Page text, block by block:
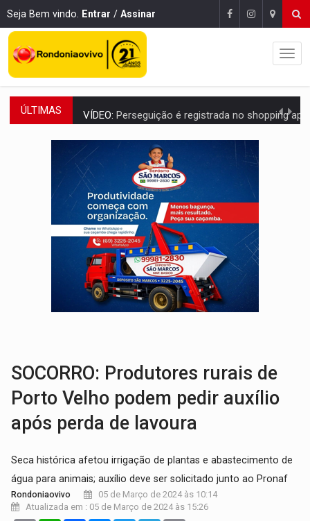
Seja Bem vindo. Entrar / Assinar
ÚLTIMAS VÍDEO: Perseguição é registrada no shopping após colombiana furtar
LUDOPATIA:Apostas online começam a afetar produtividade e rotina
REFLORESTAMENTO: Plantar árvores não será mais suficiente para
OVNIS NA LUA:Cientistas alertam para possível base secreta no satélite
ACABOU COM PEUGEOT:Incêndio destrói carro que era rebocado para oficina
VÍDEO:Ladrão é filmado furtando moto na frente do bar
BOLSAS DE PESQUISA:Iniciativa Amazônia+10 lança chamada para fortalecer
MATERIAL:Brasil tem grandes reservas de urânio, mas produz pouco e
SOCORRO: Produtores rurais de
Porto Velho podem pedir auxílio
após perda de lavoura
Seca histórica afetou irrigação de plantas e abastecimento de
água para animais; auxílio deve ser solicitado junto ao Pronaf
Rondoniaovivo
05 de Março de 2024 às 10:14
Atualizada em : 05 de Março de 2024 às 15:26